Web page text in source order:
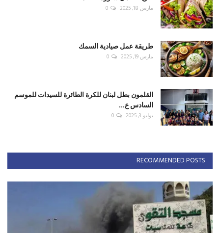
مارس 18, 2025 0
طريقة عمل صيادية السمك
مارس 19, 2025 0
القلمون بطل لبنان للكرة الطائرة للسيدات للموسم
السادس ع...
يوليو 3, 2025 0
RECOMMENDED POSTS